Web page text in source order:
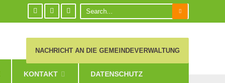
KONTAKT DATENSCHUTZ
NACHRICHT AN DIE GEMEINDEVERWALTUNG